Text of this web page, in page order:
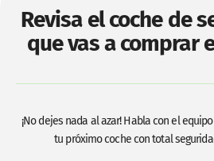
Revisa el coche de
que vas a comprar
¡No dejes nada al azar! Habla con el
tu próximo coche con total